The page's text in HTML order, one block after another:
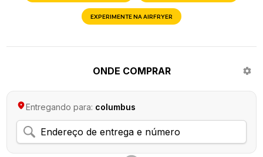
EXPERIMENTE NA AIRFRYER
ONDE COMPRAR
Entregando para: columbus